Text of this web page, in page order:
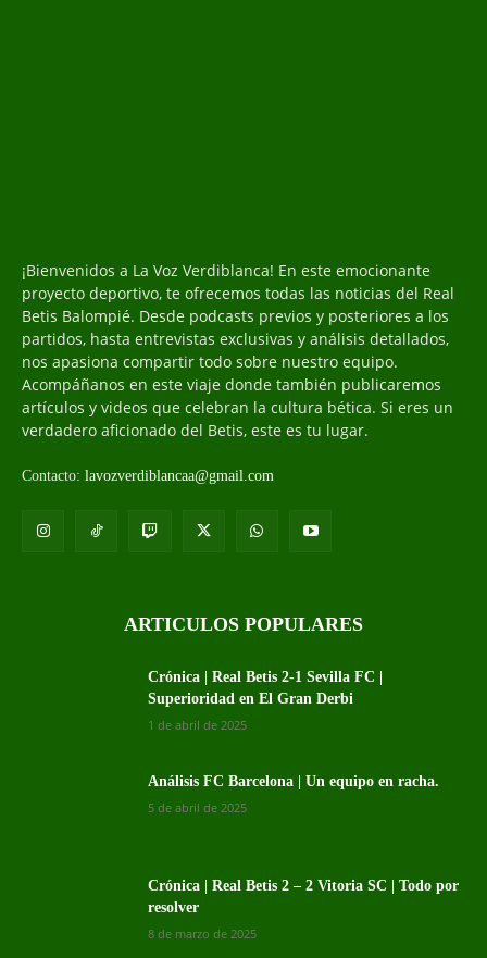
¡Bienvenidos a La Voz Verdiblanca! En este emocionante
proyecto deportivo, te ofrecemos todas las noticias del Real
Betis Balompié. Desde podcasts previos y posteriores a los
partidos, hasta entrevistas exclusivas y análisis detallados,
nos apasiona compartir todo sobre nuestro equipo.
Acompáñanos en este viaje donde también publicaremos
artículos y videos que celebran la cultura bética. Si eres un
verdadero aficionado del Betis, este es tu lugar.
Contacto: lavozverdiblancaa@gmail.com
ARTICULOS POPULARES
Crónica | Real Betis 2-1 Sevilla FC |
Superioridad en El Gran Derbi
1 de abril de 2025
Análisis FC Barcelona | Un equipo en racha.
5 de abril de 2025
Crónica | Real Betis 2 – 2 Vitoria SC | Todo por
resolver
8 de marzo de 2025